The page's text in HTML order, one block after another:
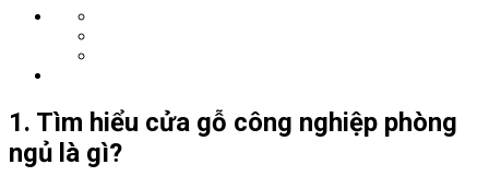
1. Tìm hiểu cửa gỗ công nghiệp phòng
ngủ là gì?